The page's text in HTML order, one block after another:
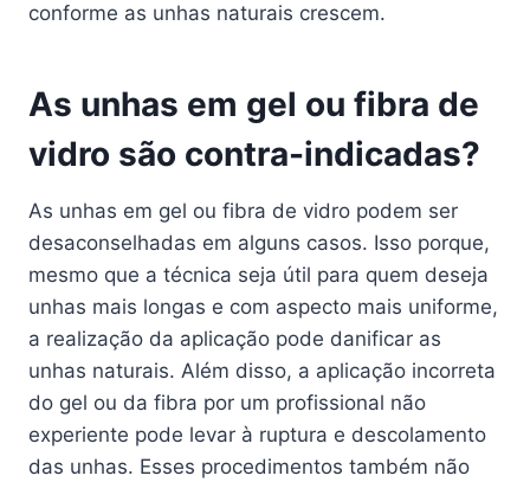
conforme as unhas naturais crescem.
As unhas em gel ou fibra de
vidro são contra-indicadas?
As unhas em gel ou fibra de vidro podem ser
desaconselhadas em alguns casos. Isso porque,
mesmo que a técnica seja útil para quem deseja
unhas mais longas e com aspecto mais uniforme,
a realização da aplicação pode danificar as
unhas naturais. Além disso, a aplicação incorreta
do gel ou da fibra por um profissional não
experiente pode levar à ruptura e descolamento
das unhas. Esses procedimentos também não